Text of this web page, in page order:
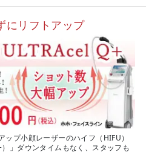
にリフトアップ
プ小顔レーザーのハイフ（HIFU）
」ダウンタイムもなく、スタッフも